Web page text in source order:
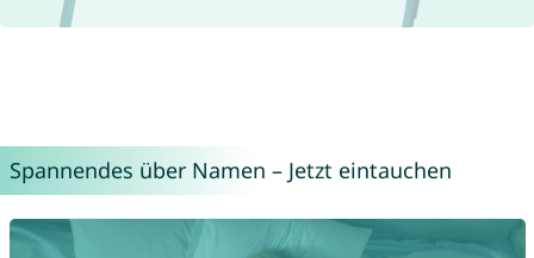
Spannendes über Namen – Jetzt eintauchen